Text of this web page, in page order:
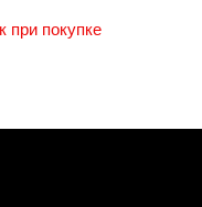
покупке